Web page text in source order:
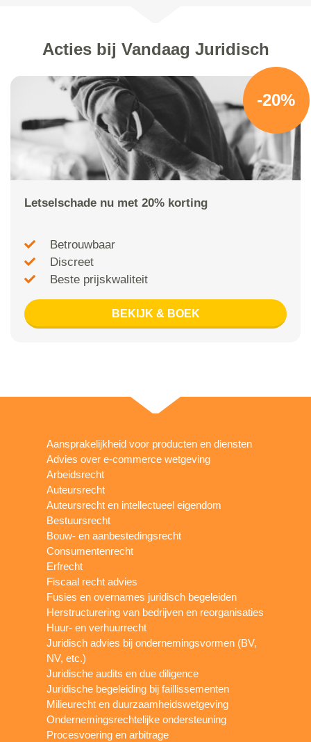
Acties bij Vandaag Juridisch
-20%
Letselschade nu met 20% korting
Betrouwbaar
Discreet
Beste prijskwaliteit
BEKIJK & BOEK
Aansprakelijkheid voor producten en diensten
Advies over e-commerce wetgeving
Arbeidsrecht
Auteursrecht
Auteursrecht en intellectueel eigendom
Bestuursrecht
Bouw- en aanbestedingsrecht
Consumentenrecht
Erfrecht
Fiscaal recht advies
Fusies en overnames juridisch begeleiden
Herstructurering van bedrijven en reorganisaties
Huur- en verhuurrecht
Juridisch advies bij ondernemingsvormen (BV,
NV, etc.)
Juridische audits en due diligence
Juridische begeleiding bij faillissementen
Milieurecht en duurzaamheidswetgeving
Ondernemingsrechtelijke ondersteuning
Procesvoering en arbitrage